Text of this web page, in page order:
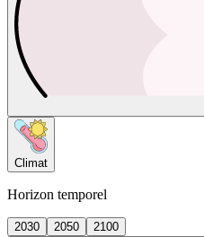
Climat
Horizon temporel
2030 2050
2100